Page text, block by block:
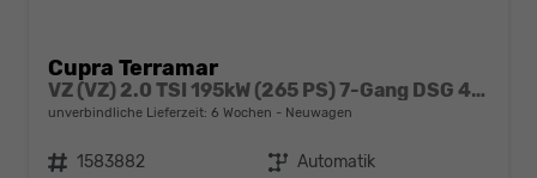
Cupra Terramar
VZ (VZ) 2.0 TSI 195kW (265 PS) 7-Gang DSG 4Drive
unverbindliche Lieferzeit: 6 Wochen Neuwagen
Fahrzeugnr. 1583882 Getriebe Automatik